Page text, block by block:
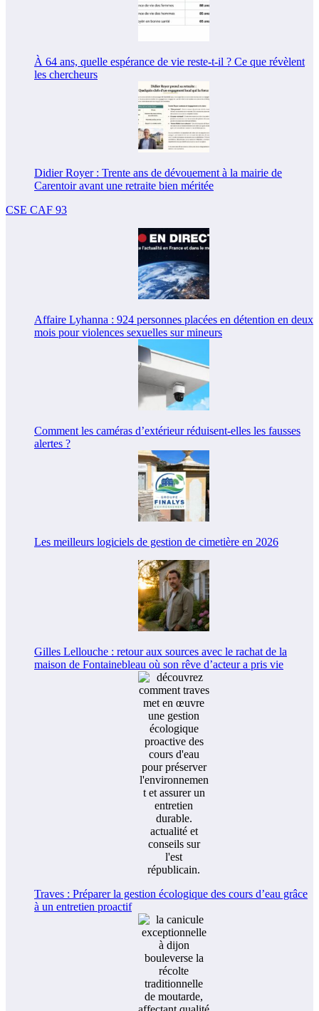
À 64 ans, quelle espérance de vie reste-t-il ? Ce que révèlent
les chercheurs
Didier Royer : Trente ans de dévouement à la mairie de
Carentoir avant une retraite bien méritée
CSE CAF 93
Affaire Lyhanna : 924 personnes placées en détention en deux
mois pour violences sexuelles sur mineurs
Comment les caméras d’extérieur réduisent-elles les fausses
alertes ?
Les meilleurs logiciels de gestion de cimetière en 2026
Gilles Lellouche : retour aux sources avec le rachat de la
maison de Fontainebleau où son rêve d’acteur a pris vie
Traves : Préparer la gestion écologique des cours d’eau grâce
à un entretien proactif